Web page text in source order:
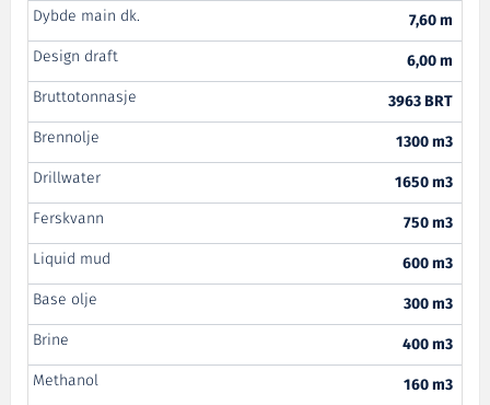
Dybde main dk.
7,60 m
Design draft
6,00 m
Bruttotonnasje
3963 BRT
Brennolje
1300 m3
Drillwater
1650 m3
Ferskvann
750 m3
Liquid mud
600 m3
Base olje
300 m3
Brine
400 m3
Methanol
160 m3